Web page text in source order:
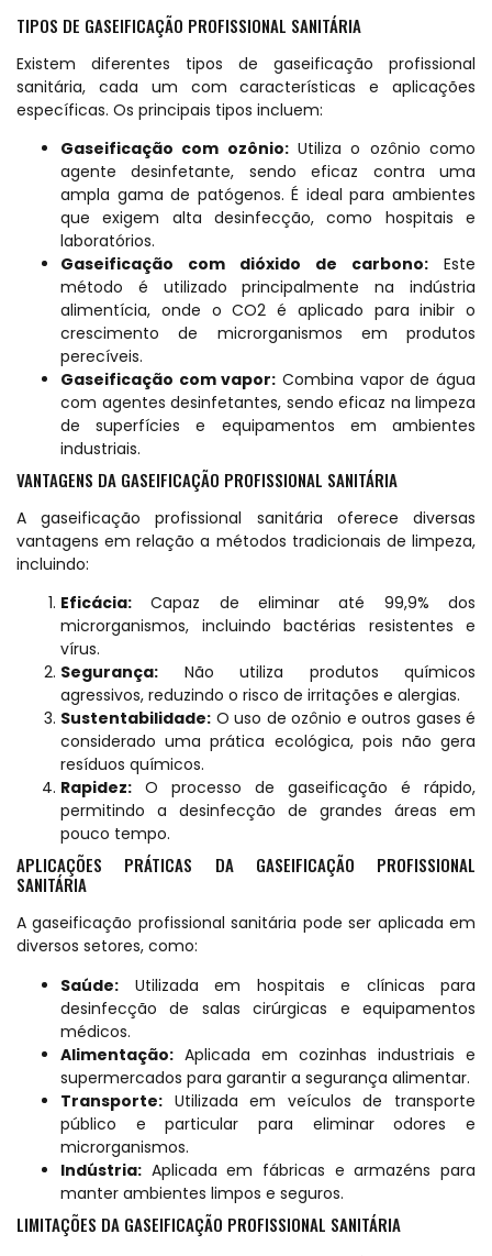
TIPOS DE GASEIFICAÇÃO PROFISSIONAL SANITÁRIA
Existem diferentes tipos de gaseificação profissional
sanitária, cada um com características e aplicações
específicas. Os principais tipos incluem:
Gaseificação com ozônio:Utiliza o ozônio como
agente desinfetante, sendo eficaz contra uma
ampla gama de patógenos. É ideal para ambientes
que exigem alta desinfecção, como hospitais e
laboratórios.
Gaseificação com dióxido de carbono: Este
método é utilizado principalmente na indústria
alimentícia, onde o CO2 é aplicado para inibir o
crescimento de microrganismos em produtos
perecíveis.
Gaseificação com vapor: Combina vapor de água
com agentes desinfetantes, sendo eficaz na limpeza
de superfícies e equipamentos em ambientes
industriais.
VANTAGENS DA GASEIFICAÇÃO PROFISSIONAL SANITÁRIA
A gaseificação profissional sanitária oferece diversas
vantagens em relação a métodos tradicionais de limpeza,
incluindo:
Eficácia: Capaz de eliminar até 99,9% dos
microrganismos, incluindo bactérias resistentes e
vírus.
Segurança: Não utiliza produtos químicos
agressivos, reduzindo o risco de irritações e alergias.
Sustentabilidade: O uso de ozônio e outros gases é
considerado uma prática ecológica, pois não gera
resíduos químicos.
Rapidez: O processo de gaseificação é rápido,
permitindo a desinfecção de grandes áreas em
pouco tempo.
APLICAÇÕES PRÁTICAS DA GASEIFICAÇÃO PROFISSIONAL
SANITÁRIA
A gaseificação profissional sanitária pode ser aplicada em
diversos setores, como:
Saúde: Utilizada em hospitais e clínicas para
desinfecção de salas cirúrgicas e equipamentos
médicos.
Alimentação: Aplicada em cozinhas industriais e
supermercados para garantir a segurança alimentar.
Transporte: Utilizada em veículos de transporte
público e particular para eliminar odores e
microrganismos.
Indústria: Aplicada em fábricas e armazéns para
manter ambientes limpos e seguros.
LIMITAÇÕES DA GASEIFICAÇÃO PROFISSIONAL SANITÁRIA